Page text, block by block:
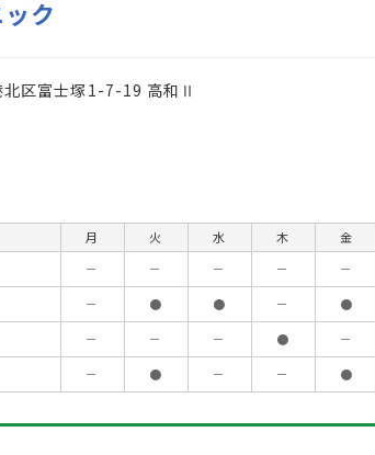
ク
北区富士塚1-7-19 高和Ⅱ
月 火 水 木 金
－ － － － －
－ ● ● － ●
－ － － ● －
－ ● － － ●